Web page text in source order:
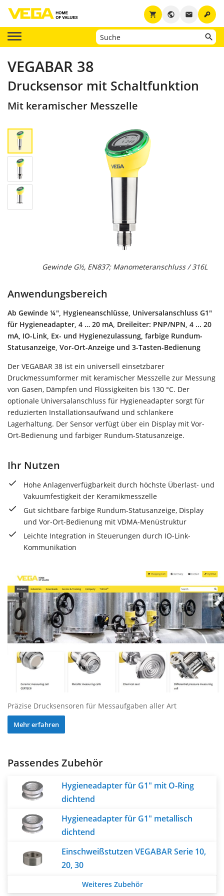
key
email
public
shopping_cart
VEGABAR 38
Drucksensor mit Schaltfunktion
Mit keramischer Messzelle
Gewinde G½, EN837; Manometeranschluss / 316L
Anwendungsbereich
Ab Gewinde ¼", Hygieneanschlüsse, Universalanschluss G1"
für Hygieneadapter, 4 … 20 mA, Dreileiter: PNP/NPN, 4 ... 20
mA, IO-Link, Ex- und Hygienezulassung, farbige Rundum-
Statusanzeige, Vor-Ort-Anzeige und 3-Tasten-Bedienung
Der VEGABAR 38 ist ein universell einsetzbarer
Druckmessumformer mit keramischer Messzelle zur Messung
von Gasen, Dämpfen und Flüssigkeiten bis 130 °C. Der
optionale Universalanschluss für Hygieneadapter sorgt für
reduzierten Installationsaufwand und schlankere
Lagerhaltung. Der Sensor verfügt über ein Display mit Vor-
Ort-Bedienung und farbiger Rundum-Statusanzeige.
Ihr Nutzen
Hohe Anlagenverfügbarkeit durch höchste Überlast- und
Vakuumfestigkeit der Keramikmesszelle
Gut sichtbare farbige Rundum-Statusanzeige, Display
und Vor-Ort-Bedienung mit VDMA-Menüstruktur
Leichte Integration in Steuerungen durch IO-Link-
Kommunikation
Präzise Drucksensoren für Messaufgaben aller Art
Mehr erfahren
Passendes Zubehör
Hygieneadapter für G1" mit O-Ring
dichtend
Hygieneadapter für G1" metallisch
dichtend
Einschweißstutzen VEGABAR Serie 10,
20, 30
Weiteres Zubehör